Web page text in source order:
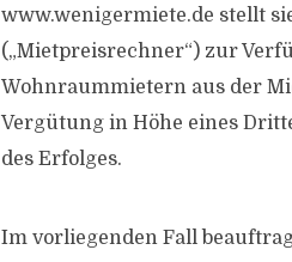
www.wenigermiete.de stellt
(„Mietpreisrechner“) zur
Wohnraummietern aus der
Vergütung in Höhe eines
des Erfolges.
Im vorliegenden Fall